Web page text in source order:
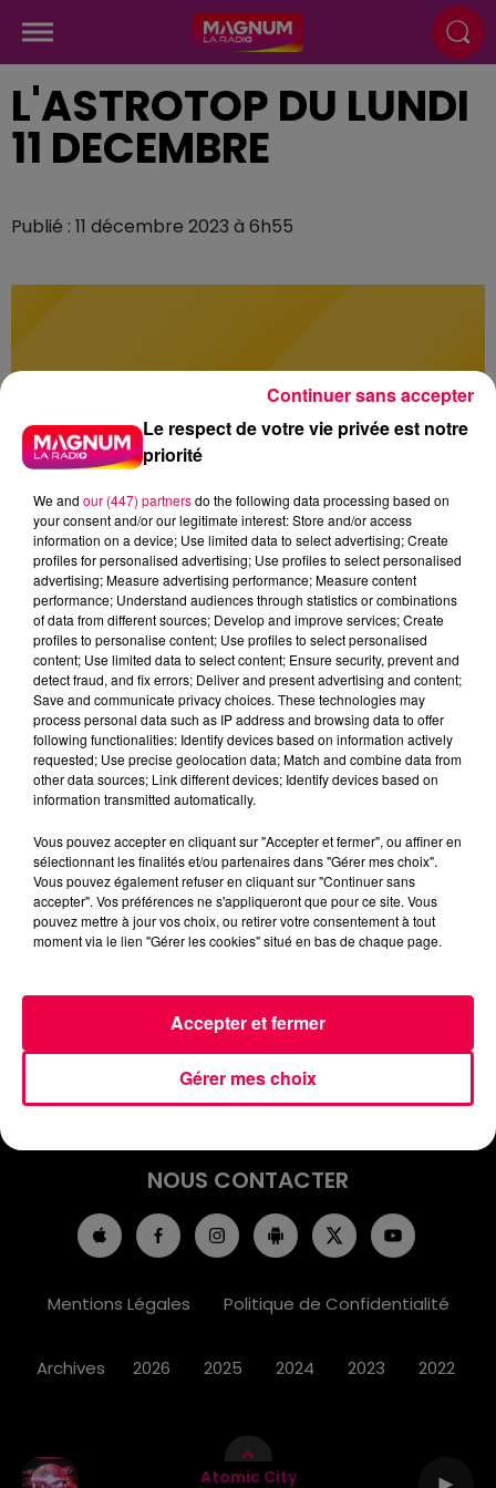
Atomic City
L'ASTROTOP DU LUNDI
11 DECEMBRE
Publié : 11 décembre 2023 à 6h55
podcasts/2023/12/astro-111223.mp3
INFOS
EMISSIONS
JEUX
PODCASTS
NOUS CONTACTER
Mentions Légales Politique de Confidentialité
Archives 2026 2025 2024 2023 2022
Le respect de votre vie privée est notre
priorité
We and our (447) partnersdo the following data processing based on
your consent and/or our legitimate interest: Store and/or access
information on a device; Use limited data to select advertising; Create
profiles for personalised advertising; Use profiles to select personalised
advertising; Measure advertising performance; Measure content
performance; Understand audiences through statistics or combinations
of data from different sources; Develop and improve services; Create
profiles to personalise content; Use profiles to select personalised
content; Use limited data to select content; Ensure security, prevent and
detect fraud, and fix errors; Deliver and present advertising and content;
Save and communicate privacy choices. These technologies may
process personal data such as IP address and browsing data to offer
following functionalities: Identify devices based on information actively
requested; Use precise geolocation data; Match and combine data from
other data sources; Link different devices; Identify devices based on
information transmitted automatically.
Vous pouvez accepter en cliquant sur "Accepter et fermer", ou affiner en
sélectionnant les finalités et/ou partenaires dans "Gérer mes choix".
Vous pouvez également refuser en cliquant sur "Continuer sans
accepter". Vos préférences ne s'appliqueront que pour ce site. Vous
pouvez mettre à jour vos choix, ou retirer votre consentement à tout
moment via le lien "Gérer les cookies" situé en bas de chaque page.
Gérer mes choix
Accepter et fermer
Continuer sans accepter